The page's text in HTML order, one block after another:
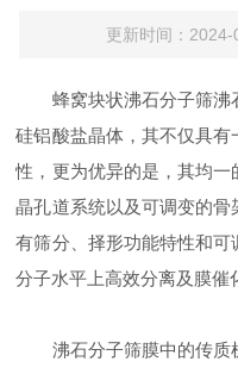
更新时间：
蜂窝块状沸石分子筛沸
硅铝酸盐晶体，其不仅具
性，更为优异的是，其均
晶孔道系统以及可调变的
有筛分、择形功能特性和
分子水平上高效分离及膜催
沸石分子筛膜中的传质机